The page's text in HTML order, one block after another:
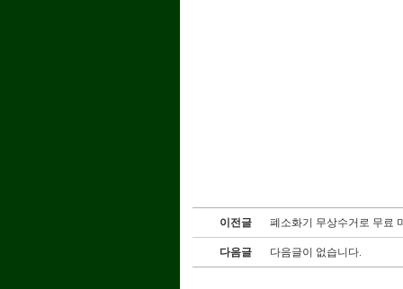
이전글 폐소화기 무상수거로 무료
다음글 다음글이 없습니다.